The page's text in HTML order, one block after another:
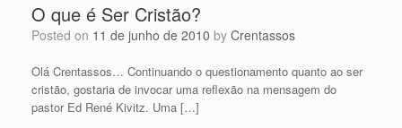
O que é Ser Cristão?
Posted on 11 de junho de 2010 by Crentassos
Olá Crentassos… Continuando o questionamento quanto ao ser
cristão, gostaria de invocar uma reflexão na mensagem do
pastor Ed René Kivitz. Uma […]